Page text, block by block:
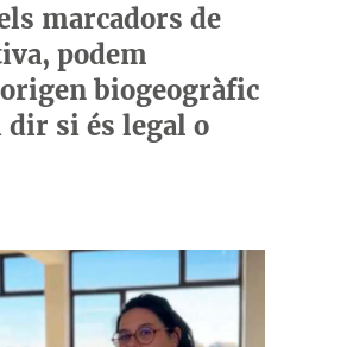
marcadors de
podem
biogeogràfic
dir si és legal o